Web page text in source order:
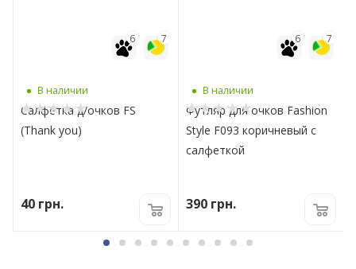
7
6
В наличии
Салфетка д/очков FS
(Thank you)
40 грн.
7
6
В наличии
Футляр для очков Fashion
Style F093 коричневый с
салфеткой
390 грн.